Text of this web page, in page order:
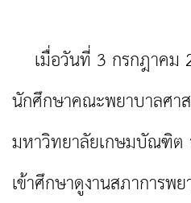
เมื่อวันที่ 3 กรกฎาคม
นักศึกษาคณะพยาบาลศา
มหาวิทยาลัยเกษมบัณฑิ
เข้าศึกษาดูงานสภาการพ